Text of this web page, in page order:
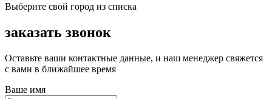
Выберите свой город из списка
заказать звонок
Оставьте ваши контактные данные, и наш менеджер свяжется
с вами в ближайшее время
Ваше имя